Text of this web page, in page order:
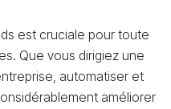
est cruciale pour toute
Que vous dirigiez une
automatiser et
améliorer